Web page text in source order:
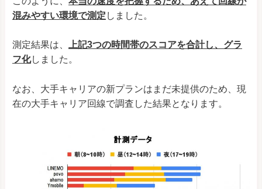
混みやすい環境で測定 しました。
測定結果は、
上記3つの時間帯のスコアを合計し、グラ
フ化しました。
なお、大手キャリアの新プランはまだ未提供のため、現
在の大手キャリア回線で調査した結果となります。